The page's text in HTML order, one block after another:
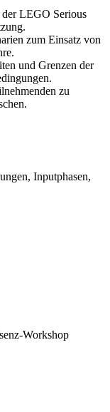
LEGO Serious
zum Einsatz von
und Grenzen der
zu
Inputphasen,
Workshop